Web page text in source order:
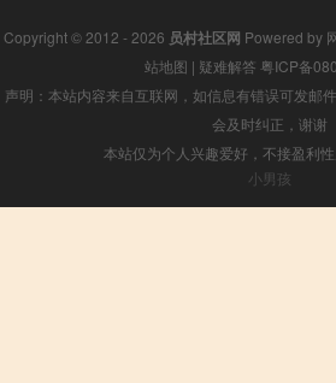
Copyright © 2012 - 2026 员村社区网 Powered by
站地图 | 疑难解答 粤ICP备
声明：本站内容来自互联网，如信息有错误可发邮
会及时纠正，谢谢
本站仅为个人兴趣爱好，不接盈利
小男孩